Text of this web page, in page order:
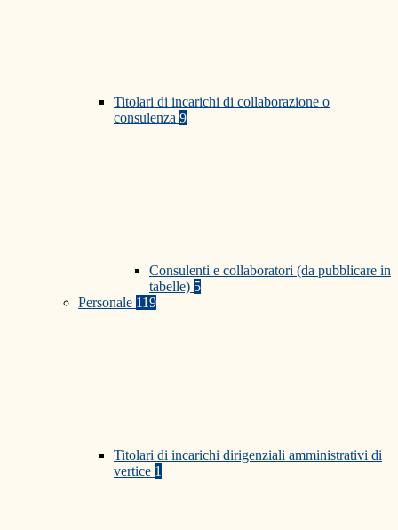
Titolari di incarichi di collaborazione o
consulenza 9
Consulenti e collaboratori (da pubblicare in
tabelle) 5
Personale 119
Titolari di incarichi dirigenziali amministrativi di
vertice 1